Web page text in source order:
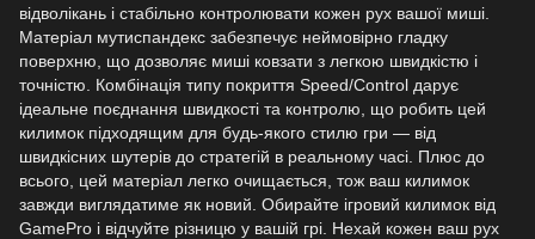
відволікань і стабільно контролювати кожен рух вашої миші.
Матеріал мутиспандекс забезпечує неймовірно гладку
поверхню, що дозволяє миші ковзати з легкою швидкістю і
точністю. Комбінація типу покриття Speed/Control дарує
ідеальне поєднання швидкості та контролю, що робить цей
килимок підходящим для будь-якого стилю гри — від
швидкісних шутерів до стратегій в реальному часі. Плюс до
всього, цей матеріал легко очищається, тож ваш килимок
завжди виглядатиме як новий. Обирайте ігровий килимок від
GamePro і відчуйте різницю у вашій грі. Нехай кожен ваш рух